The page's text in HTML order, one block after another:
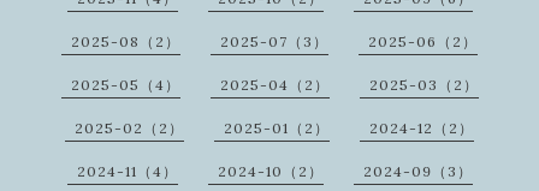
2025-08（2） 2025-07（3） 2025-06（2）
2025-05（4） 2025-04（2） 2025-03（2）
2025-02（2） 2025-01（2） 2024-12（2）
2024-11（4） 2024-10（2） 2024-09（3）